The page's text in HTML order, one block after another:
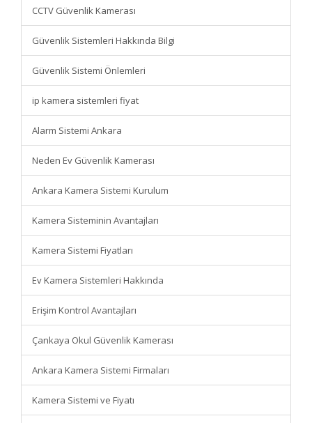
CCTV Güvenlik Kamerası
Güvenlik Sistemleri Hakkında Bilgi
Güvenlik Sistemi Önlemleri
ip kamera sistemleri fiyat
Alarm Sistemi Ankara
Neden Ev Güvenlik Kamerası
Ankara Kamera Sistemi Kurulum
Kamera Sisteminin Avantajları
Kamera Sistemi Fiyatları
Ev Kamera Sistemleri Hakkında
Erişim Kontrol Avantajları
Çankaya Okul Güvenlik Kamerası
Ankara Kamera Sistemi Firmaları
Kamera Sistemi ve Fiyatı